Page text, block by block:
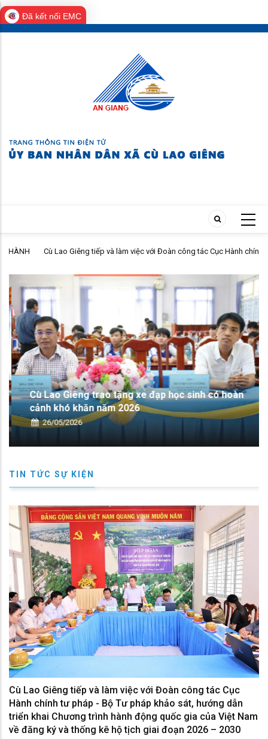
Đã kết nối EMC
Skip
Cù Lao Giêng tiếp và làm việc với Đoàn công tác Cục Hành chính tư
động quốc gia của Việt Nam về đăng ký và thống kê hộ tịch giai đoạn
2026 – 2030
Cù Lao Giêng trao tặng xe đạp học sinh có hoàn
cảnh khó khăn năm 2026
26/05/2026
TIN TỨC SỰ KIỆN
Cù Lao Giêng tiếp và làm việc với Đoàn công tác Cục
Hành chính tư pháp - Bộ Tư pháp khảo sát, hướng dẫn
triển khai Chương trình hành động quốc gia của Việt Nam
về đăng ký và thống kê hộ tịch giai đoạn 2026 – 2030